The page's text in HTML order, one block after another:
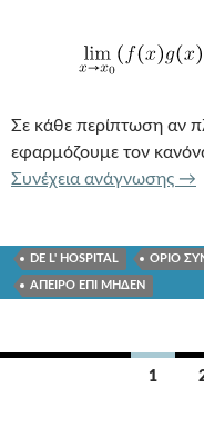
Σε κάθε περίπτωση αν
εφαρμόζουμε τον
Συνέχεια ανάγνωσης →
DE L' HOSPITAL ΟΡΙΟ
ΑΠΕΙΡΟ ΕΠΙ ΜΗΔΕΝ
1